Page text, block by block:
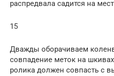
распредвала садится на
15
Дважды оборачиваем
совпадение меток на
ролика должен совпасть с